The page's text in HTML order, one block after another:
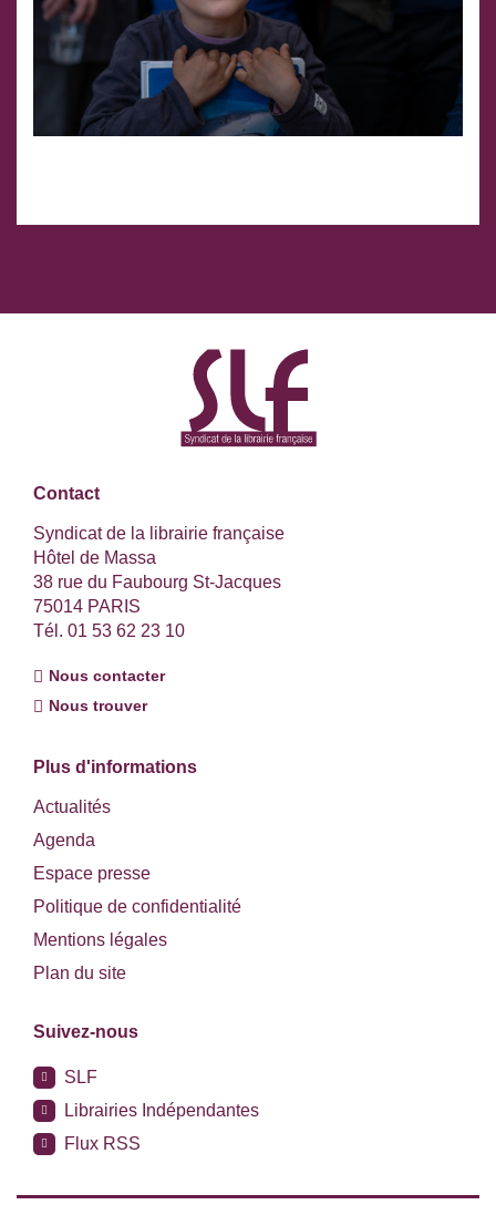
Contact
Syndicat de la librairie française
Hôtel de Massa
38 rue du Faubourg St-Jacques
75014 PARIS
Tél. 01 53 62 23 10
Nous contacter
Nous trouver
Plus d'informations
Actualités
Agenda
Espace presse
Politique de confidentialité
Mentions légales
Plan du site
Suivez-nous
SLF
Librairies Indépendantes
Flux RSS